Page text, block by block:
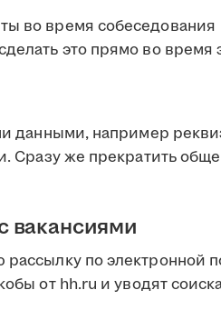
во время собеседования
это прямо во время
данными, например
Сразу же прекратить
вакансиями
по электронной
от hh.ru и уводят